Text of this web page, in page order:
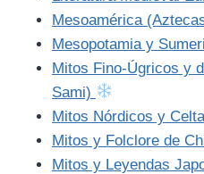
Mesoamérica
Mesopotamia y
Mitos Fino-Úgricos y
Sami)
Mitos Nórdicos y
Mitos y Folclore de
Mitos y Leyendas